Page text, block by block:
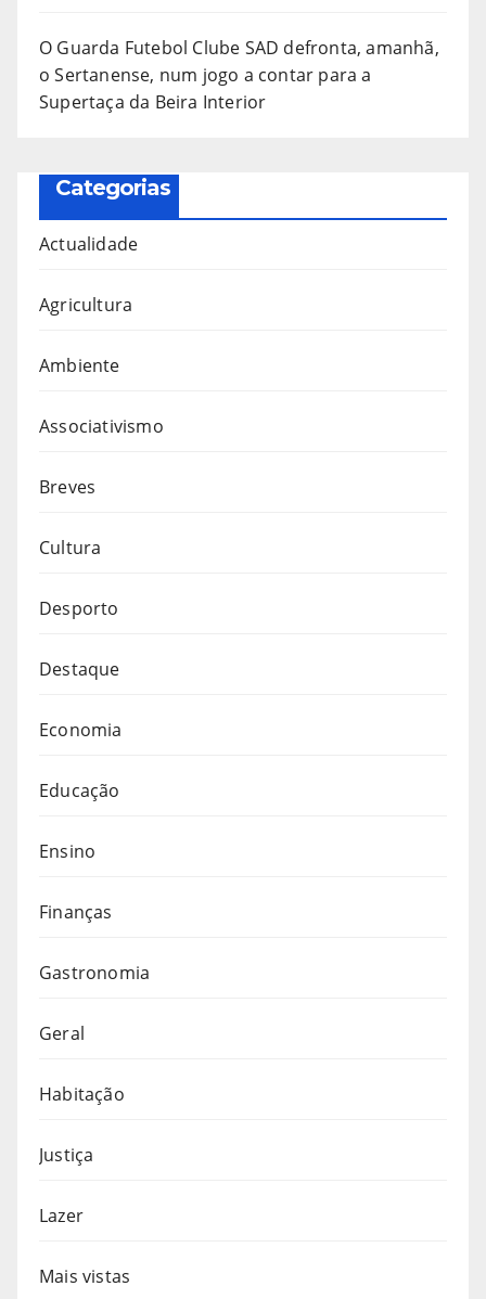
O Guarda Futebol Clube SAD defronta, amanhã,
o Sertanense, num jogo a contar para a
Supertaça da Beira Interior
Categorias
Actualidade
Agricultura
Ambiente
Associativismo
Breves
Cultura
Desporto
Destaque
Economia
Educação
Ensino
Finanças
Gastronomia
Geral
Habitação
Justiça
Lazer
Mais vistas